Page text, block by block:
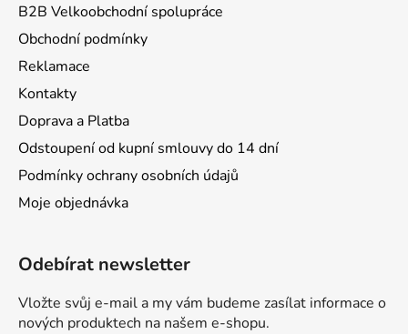
B2B Velkoobchodní spolupráce
Obchodní podmínky
Reklamace
Kontakty
Doprava a Platba
Odstoupení od kupní smlouvy do 14 dní
Podmínky ochrany osobních údajů
Moje objednávka
Odebírat newsletter
Vložte svůj e-mail a my vám budeme zasílat informace o
nových produktech na našem e-shopu.